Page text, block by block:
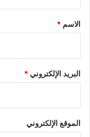
*
الاسم *
البريد الإلكتروني*
الموقع الإلكتروني